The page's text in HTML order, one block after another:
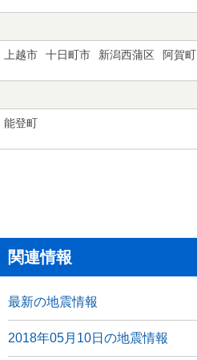
上越市 十日町市 新潟西蒲区 阿賀町
能登町
関連情報
最新の地震情報
2018年05月10日の地震情報